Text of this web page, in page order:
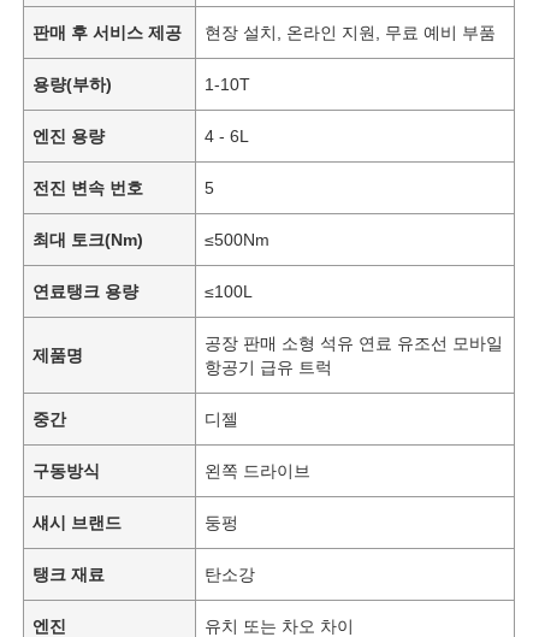
판매 후 서비스 제공 현장 설치, 온라인 지원, 무료 예비 부품
용량(부하) 1-10T
엔진 용량 4 - 6L
전진 변속 번호 5
최대 토크(Nm) ≤500Nm
연료탱크 용량 ≤100L
제품명
공장 판매 소형 석유 연료 유조선 모바일
항공기 급유 트럭
중간 디젤
구동방식 왼쪽 드라이브
섀시 브랜드 둥펑
탱크 재료 탄소강
엔진 유치 또는 차오 차이